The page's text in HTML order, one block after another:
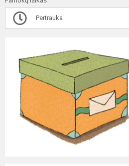
Pertrauka